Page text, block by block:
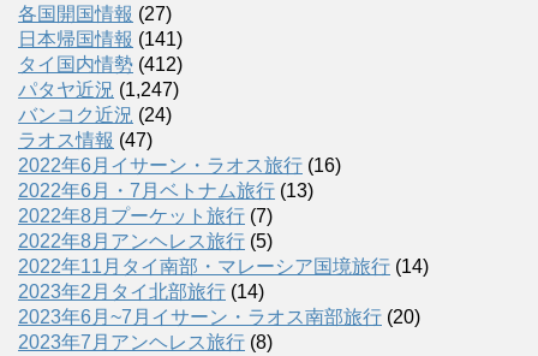
各国開国情報 (27)
日本帰国情報 (141)
タイ国内情勢 (412)
パタヤ近況 (1,247)
バンコク近況 (24)
ラオス情報 (47)
2022年6月イサーン・ラオス旅行 (16)
2022年6月・7月ベトナム旅行 (13)
2022年8月プーケット旅行 (7)
2022年8月アンヘレス旅行 (5)
2022年11月タイ南部・マレーシア国境旅行 (14)
2023年2月タイ北部旅行 (14)
2023年6月~7月イサーン・ラオス南部旅行 (20)
2023年7月アンヘレス旅行 (8)